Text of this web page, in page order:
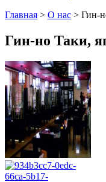
Главная > О нас > Гин-
Гин-но Таки,